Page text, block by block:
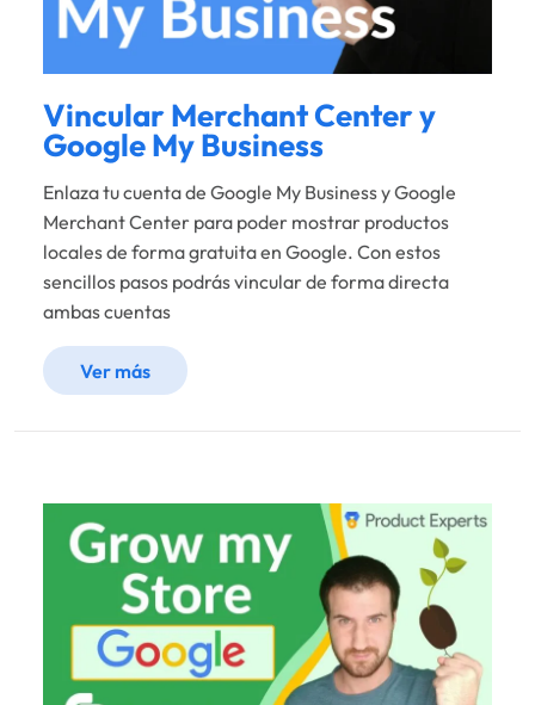
Vincular Merchant Center y
Google My Business
Enlaza tu cuenta de Google My Business y Google
Merchant Center para poder mostrar productos
locales de forma gratuita en Google. Con estos
sencillos pasos podrás vincular de forma directa
ambas cuentas
Ver más